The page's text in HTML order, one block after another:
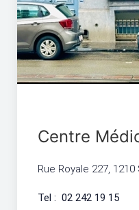
Centre
Rue Royale 227,
Tel : 02 242 19 15